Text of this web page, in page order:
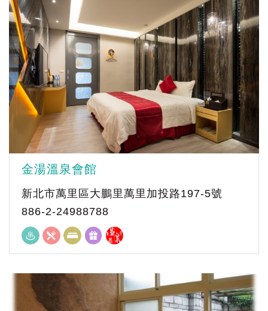
金湯溫泉會館
新北市萬里區大鵬里萬里加投路197-5號
886-2-24988788